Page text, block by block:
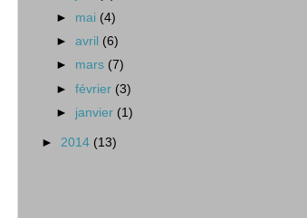
► mai (4)
►avril (6)
► mars (7)
►février (3)
► janvier (1)
► 2014 (13)